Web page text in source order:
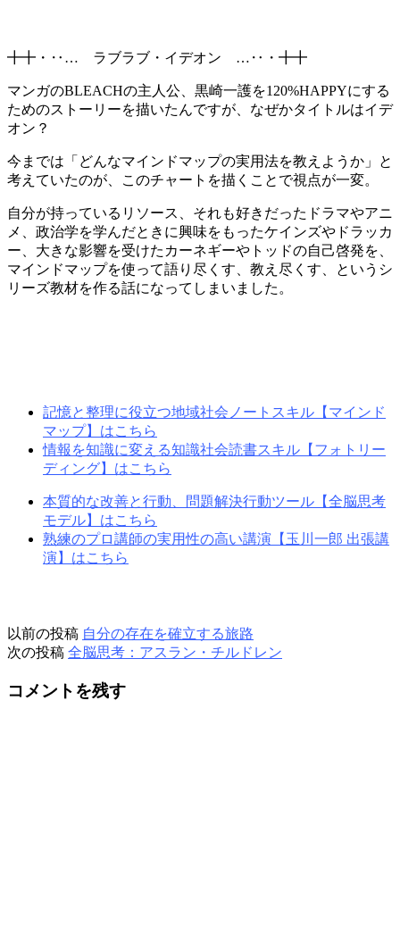
╋╋・‥… ラブラブ・イデオン …‥・╋╋
マンガのBLEACHの主人公、黒崎一護を120%HAPPYにする
ためのストーリーを描いたんですが、なぜかタイトルはイデ
オン？
今までは「どんなマインドマップの実用法を教えようか」と
考えていたのが、このチャートを描くことで視点が一変。
自分が持っているリソース、それも好きだったドラマやアニ
メ、政治学を学んだときに興味をもったケインズやドラッカ
ー、大きな影響を受けたカーネギーやトッドの自己啓発を、
マインドマップを使って語り尽くす、教え尽くす、というシ
リーズ教材を作る話になってしまいました。
記憶と整理に役立つ地域社会ノートスキル【マインド
マップ】はこちら
情報を知識に変える知識社会読書スキル【フォトリー
ディング】はこちら
本質的な改善と行動、問題解決行動ツール【全脳思考
モデル】はこちら
熟練のプロ講師の実用性の高い講演【玉川一郎 出張講
演】はこちら
以前の投稿 自分の存在を確立する旅路
次の投稿 全脳思考：アスラン・チルドレン
コメントを残す